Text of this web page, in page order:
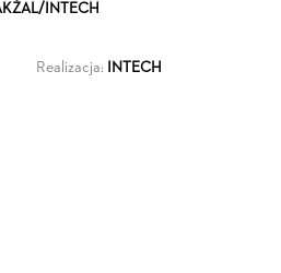
INTECH
Realizacja: INTECH